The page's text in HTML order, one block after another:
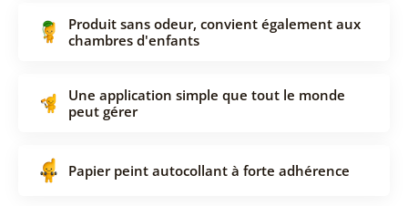
Produit sans odeur, convient également aux
chambres d'enfants
Une application simple que tout le monde
peut gérer
Papier peint autocollant à forte adhérence